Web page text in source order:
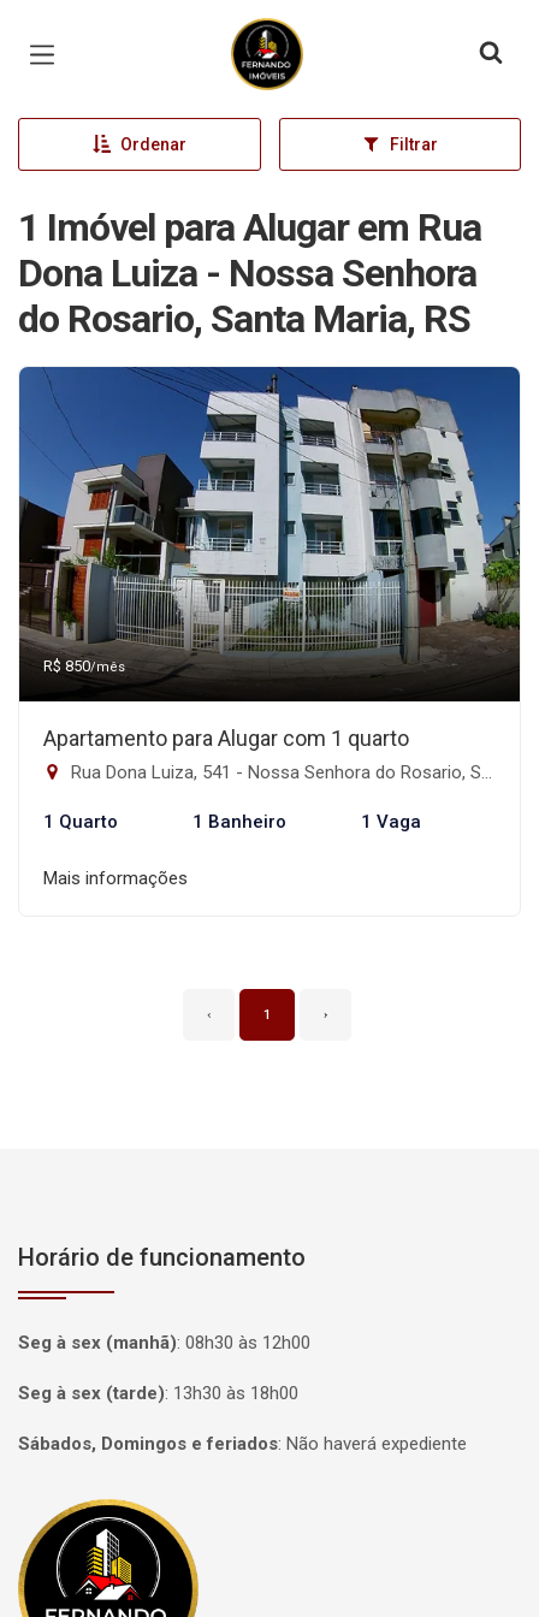
Página inicial
Ordenar Filtrar
1 Imóvel para Alugar em Rua
Dona Luiza - Nossa Senhora
do Rosario, Santa Maria, RS
R$ 850/mês
Apartamento para Alugar com 1 quarto
Rua Dona Luiza, 541 - Nossa Senhora do Rosario, Santa Maria-RS
1 Quarto 1 Banheiro 1 Vaga
Mais informações
‹ 1 ›
Horário de funcionamento
Seg à sex (manhã): 08h30 às 12h00
Seg à sex (tarde): 13h30 às 18h00
Sábados, Domingos e feriados: Não haverá expediente
Página inicial